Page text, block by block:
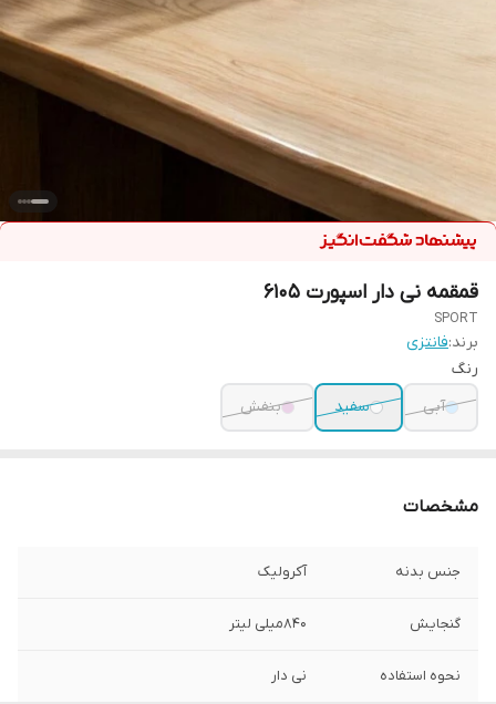
قمقمه نی دار اسپورت 6105
SPORT
برند:فانتزی
رنگ
آبی
سفید بنفش
مشخصات
جنس بدنه آکرولیک
گنجایش 840میلی لیتر
نحوه استفاده نی دار